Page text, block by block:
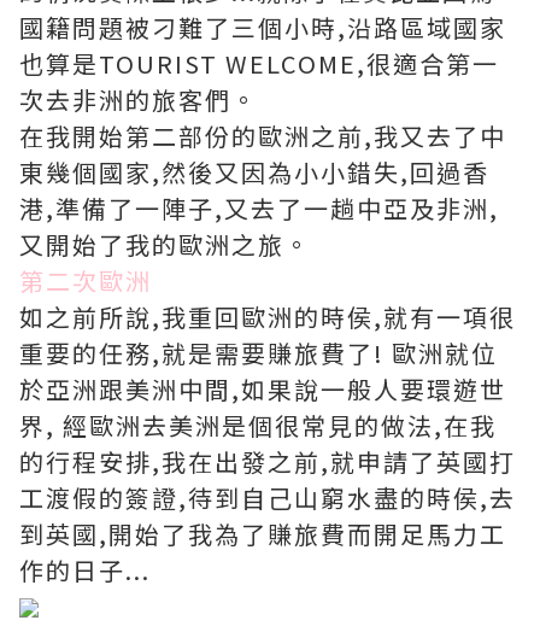
國籍問題被刁難了三個小時,沿路區域國家
也算是TOURIST WELCOME,很適合第一
次去非洲的旅客們。
在我開始第二部份的歐洲之前,我又去了中
東幾個國家,然後又因為小小錯失,回過香
港,準備了一陣子,又去了一趟中亞及非洲,
又開始了我的歐洲之旅。
第二次歐洲
如之前所說,我重回歐洲的時侯,就有一項很
重要的任務,就是需要賺旅費了! 歐洲就位
於亞洲跟美洲中間,如果說一般人要環遊世
界, 經歐洲去美洲是個很常見的做法,在我
的行程安排,我在出發之前,就申請了英國打
工渡假的簽證,待到自己山窮水盡的時侯,去
到英國,開始了我為了賺旅費而開足馬力工
作的日子...